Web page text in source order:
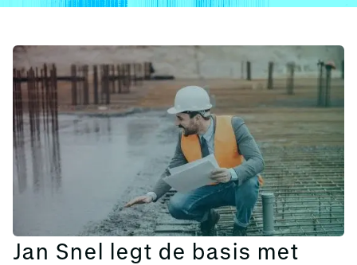
Jan Snel legt de basis met